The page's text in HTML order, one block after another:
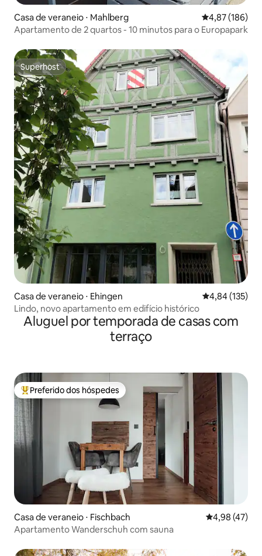
Casa de veraneio ⋅ Mahlberg 4,87 de uma
4,87 (186)
Apartamento de 2 quartos - 10 minutos para o Europapark
Superhost
Superhost
Casa de veraneio ⋅ Ehingen 4,84 de uma
4,84 (135)
Lindo, novo apartamento em edifício histórico
Aluguel por temporada de casas com
terraço
Entre os melhores preferidos dos hóspedes
Preferido dos hóspedes
Casa de veraneio ⋅ Fischbach 4,98 de uma
4,98 (47)
Apartamento Wanderschuh com sauna